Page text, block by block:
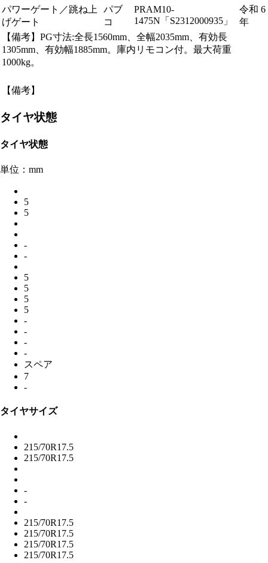
パワーゲート／跳ね上
げゲート
パブ
コ
PRAM10-
1475N「S2312000935」
令和 6
年
【備考】PG寸法:全長1560mm、全幅2035mm、有効長
1305mm、有効幅1885mm。庫内リモコン付。最大荷重
1000kg。
【備考】
タイヤ状態
タイヤ状態
単位：mm
5
5
-
-
5
5
5
5
-
-
-
-
スペア
7
-
タイヤサイズ
215/70R17.5
215/70R17.5
-
-
215/70R17.5
215/70R17.5
215/70R17.5
215/70R17.5